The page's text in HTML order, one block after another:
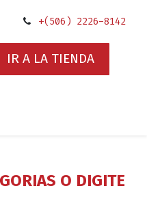
+(506) 2226-8142
IR A LA TIENDA
O DIGITE